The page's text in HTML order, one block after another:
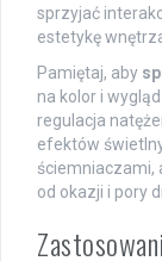
sprzyjać
estetykę
Pamiętaj, aby
na kolor i
regulacja
efektów
ściemniaczami,
od okazji i pory